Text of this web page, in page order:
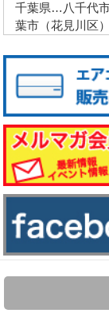
千葉県…八千代
葉市（花見川区